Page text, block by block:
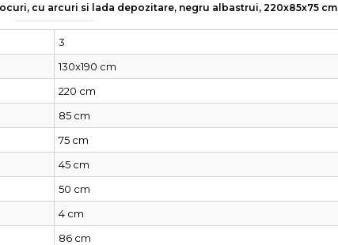
cu arcuri si lada depozitare, negru albastrui, 220x85x75 cm
3
130x190 cm
220 cm
85 cm
75 cm
45 cm
50 cm
4 cm
86 cm